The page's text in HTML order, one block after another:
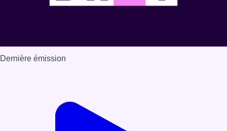
Dernière émission